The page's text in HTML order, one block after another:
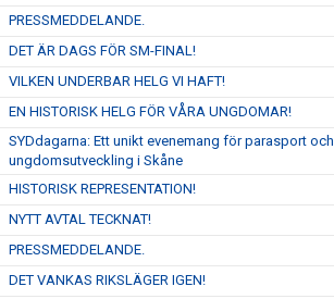
PRESSMEDDELANDE.
DET ÄR DAGS FÖR SM-FINAL!
VILKEN UNDERBAR HELG VI HAFT!
EN HISTORISK HELG FÖR VÅRA UNGDOMAR!
SYDdagarna: Ett unikt evenemang för parasport och
ungdomsutveckling i Skåne
HISTORISK REPRESENTATION!
NYTT AVTAL TECKNAT!
PRESSMEDDELANDE.
DET VANKAS RIKSLÄGER IGEN!